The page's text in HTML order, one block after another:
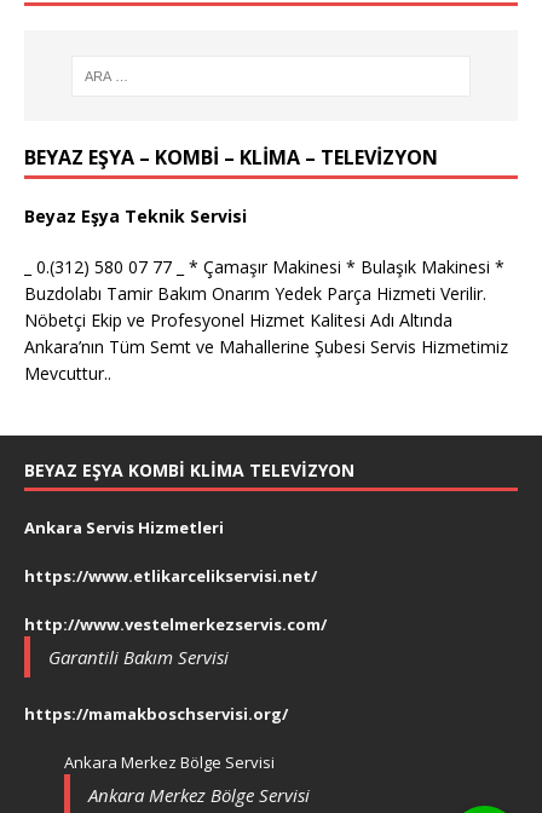
BEYAZ EŞYA – KOMBİ – KLİMA – TELEVİZYON
Beyaz Eşya Teknik Servisi
_ 0.(312) 580 07 77 _ * Çamaşır Makinesi * Bulaşık Makinesi *
Buzdolabı Tamir Bakım Onarım Yedek Parça Hizmeti Verilir.
Nöbetçi Ekip ve Profesyonel Hizmet Kalitesi Adı Altında
Ankara’nın Tüm Semt ve Mahallerine Şubesi Servis Hizmetimiz
Mevcuttur..
BEYAZ EŞYA KOMBI KLIMA TELEVIZYON
Ankara Servis Hizmetleri
https://www.etlikarcelikservisi.net/
http://www.vestelmerkezservis.com/
Garantili Bakım Servisi
https://mamakboschservisi.org/
Ankara Merkez Bölge Servisi
Ankara Merkez Bölge Servisi